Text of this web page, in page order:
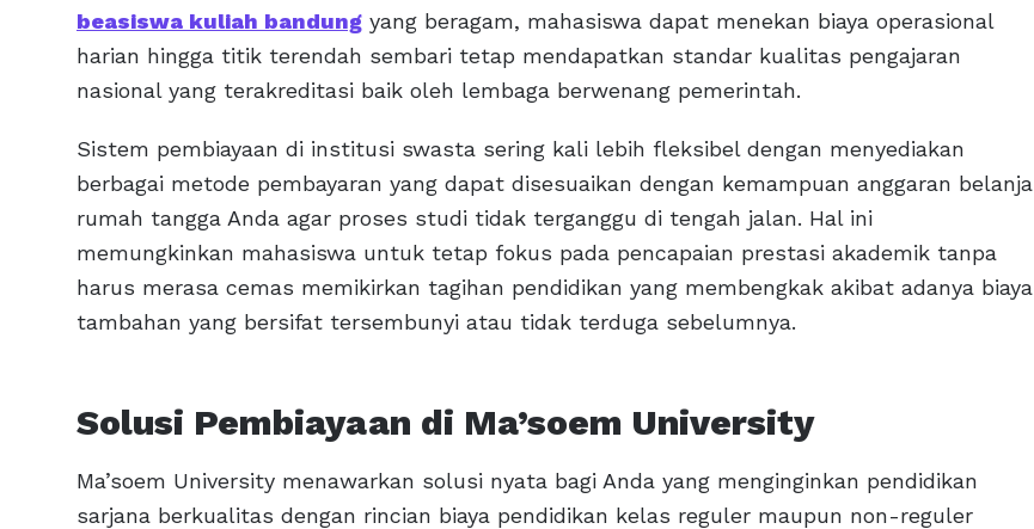
beasiswa kuliah bandung yang beragam, mahasiswa dapat menekan biaya operasional
harian hingga titik terendah sembari tetap mendapatkan standar kualitas pengajaran
nasional yang terakreditasi baik oleh lembaga berwenang pemerintah.
Sistem pembiayaan di institusi swasta sering kali lebih fleksibel dengan menyediakan
berbagai metode pembayaran yang dapat disesuaikan dengan kemampuan anggaran belanja
rumah tangga Anda agar proses studi tidak terganggu di tengah jalan. Hal ini
memungkinkan mahasiswa untuk tetap fokus pada pencapaian prestasi akademik tanpa
harus merasa cemas memikirkan tagihan pendidikan yang membengkak akibat adanya biaya
tambahan yang bersifat tersembunyi atau tidak terduga sebelumnya.
Solusi Pembiayaan di Ma’soem University
Ma’soem University menawarkan solusi nyata bagi Anda yang menginginkan pendidikan
sarjana berkualitas dengan rincian biaya pendidikan kelas reguler maupun non-reguler